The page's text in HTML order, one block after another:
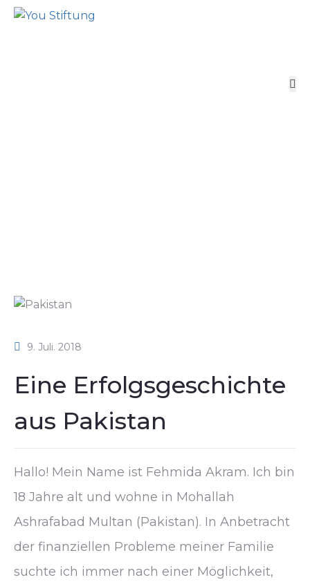
9. Juli. 2018
Eine Erfolgsgeschichte
aus Pakistan
Hallo! Mein Name ist Fehmida Akram. Ich bin
18 Jahre alt und wohne in Mohallah
Ashrafabad Multan (Pakistan). In Anbetracht
der finanziellen Probleme meiner Familie
suchte ich immer nach einer Möglichkeit,